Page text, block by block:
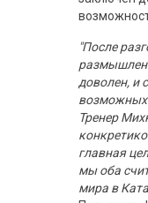
"После
доволен, и
возможных
Тренер
главная
мы оба
мира в